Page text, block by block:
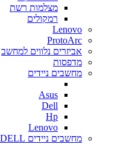
מצלמות רשת
רמקולים
Lenovo
ProtoArc
אביזרים נלווים למחשב
מדפסות
מחשבים ניידים
Asus
Dell
Hp
Lenovo
מחשבים ניידים DELL